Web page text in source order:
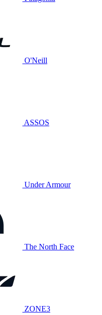
O'Neill
ASSOS
Under Armour
The North Face
ZONE3